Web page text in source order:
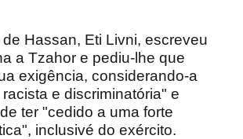
Hassan, Eti Livni, escreveu
a Tzahor e pediu-lhe que
exigência, considerando-a
e discriminatória" e
ter "cedido a uma forte
inclusivé do exército.